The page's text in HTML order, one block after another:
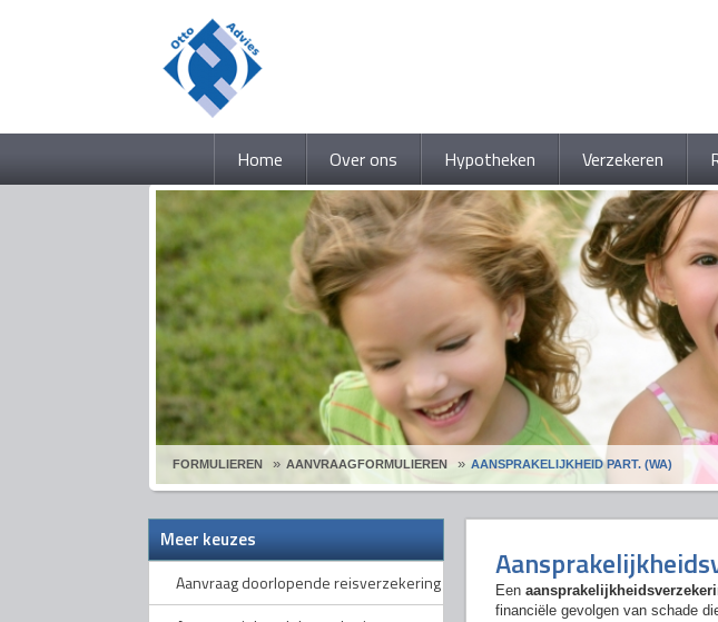
FORMULIEREN AANVRAAGFORMULIEREN AANSPRAKELIJKHEID PART. (WA)
Home Over ons Hypotheken Verzekeren
Meer keuzes
Aanvraag doorlopende reisverzekering
Een
financiële gevolgen van schade